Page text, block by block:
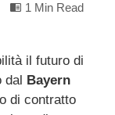
1 Min Read
il futuro di
dal Bayern
di contratto